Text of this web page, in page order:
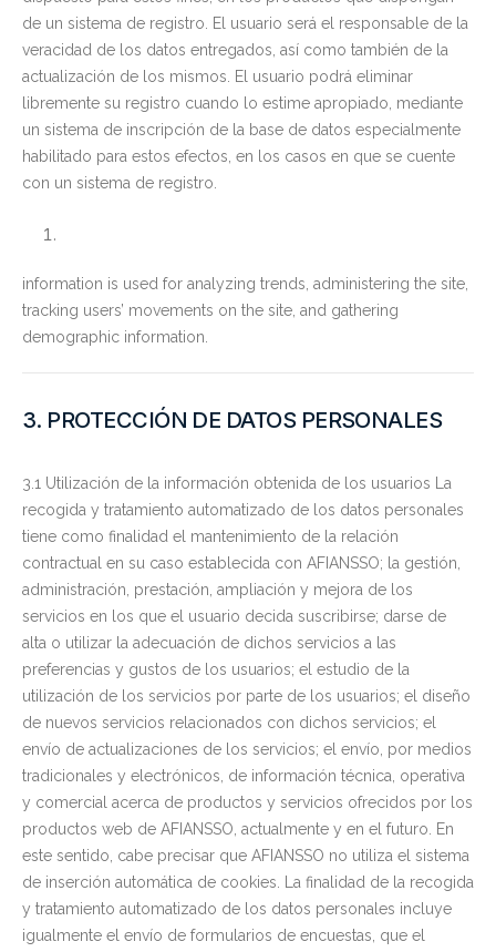
de un sistema de registro. El usuario será el responsable de la
veracidad de los datos entregados, así como también de la
actualización de los mismos. El usuario podrá eliminar
libremente su registro cuando lo estime apropiado, mediante
un sistema de inscripción de la base de datos especialmente
habilitado para estos efectos, en los casos en que se cuente
con un sistema de registro.
information is used for analyzing trends, administering the site,
tracking users’ movements on the site, and gathering
demographic information.
3. PROTECCIÓN DE DATOS PERSONALES
3.1 Utilización de la información obtenida de los usuarios La
recogida y tratamiento automatizado de los datos personales
tiene como finalidad el mantenimiento de la relación
contractual en su caso establecida con AFIANSSO; la gestión,
administración, prestación, ampliación y mejora de los
servicios en los que el usuario decida suscribirse; darse de
alta o utilizar la adecuación de dichos servicios a las
preferencias y gustos de los usuarios; el estudio de la
utilización de los servicios por parte de los usuarios; el diseño
de nuevos servicios relacionados con dichos servicios; el
envío de actualizaciones de los servicios; el envío, por medios
tradicionales y electrónicos, de información técnica, operativa
y comercial acerca de productos y servicios ofrecidos por los
productos web de AFIANSSO, actualmente y en el futuro. En
este sentido, cabe precisar que AFIANSSO no utiliza el sistema
de inserción automática de cookies. La finalidad de la recogida
y tratamiento automatizado de los datos personales incluye
igualmente el envío de formularios de encuestas, que el